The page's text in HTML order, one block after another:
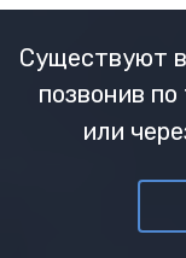
Существуют
позвонив
или